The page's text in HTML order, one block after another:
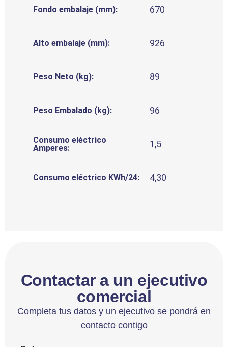
Fondo embalaje (mm): 670
Alto embalaje (mm): 926
Peso Neto (kg): 89
Peso Embalado (kg): 96
Consumo eléctrico
Amperes:
1,5
Consumo eléctrico KWh/24: 4,30
Contactar a un ejecutivo
comercial
Completa tus datos y un ejecutivo se pondrá en
contacto contigo